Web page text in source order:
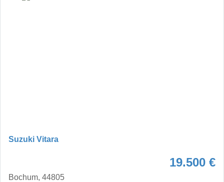
Suzuki Vitara
19.500 €
Bochum, 44805